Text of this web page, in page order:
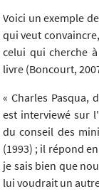
Voici un exemple
qui veut
celui qui cherche
livre (Boncourt,
« Charles Pasqua,
est interviewé sur
du conseil des
(1993) ; il répond
je sais bien que
lui voudrait un